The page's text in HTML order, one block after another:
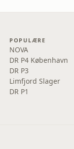
POPULÆRE
NOVA
DR P4 København
DR P3
Limfjord Slager
DR P1